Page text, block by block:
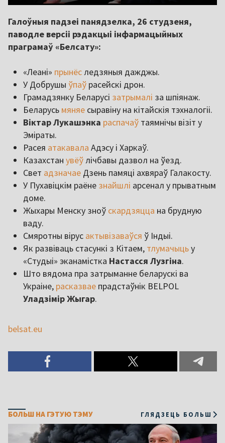
Галоўныя падзеі панядзелка, 26 студзеня,
паводле версіі рэдакцыі інфармацыйных
праграмаў «Белсату»:
«Леані» прынёследзяныя дажджы.
У Добрушы ўпаў расейскі дрон.
Грамадзянку Беларусі затрымалі за шпіянаж.
Беларусь мяняе сыравіну на кітайскія тэхналогіі.
Віктар Лукашэнка распачаў таямнічы візіт у
Эміраты.
Расея атакавала Адэсу і Харкаў.
Казахстан увёўлічбавы дазвол на ўезд.
Свет адзначае Дзень памяці ахвяраў Галакосту.
У Пухавіцкім раёне знайшлі арсенал у прыватным
доме.
Жыхары Менску зноў скардзяцца на брудную
ваду.
Смяротны вірус актывізаваўся ў Індыі.
Як развіваць стасункі з Кітаем, тлумачыцьу
«Студыі» эканамістка Настасся Лузгіна.
Што вядома пра затрыманне беларускі ва
Украіне, расказвае прадстаўнік BELPOL
Уладзімір Жыгар.
belsat.eu
БОЛЬШ НА ГЭТУЮ ТЭМУ ГЛЯДЗЕЦЬ БОЛЬШ